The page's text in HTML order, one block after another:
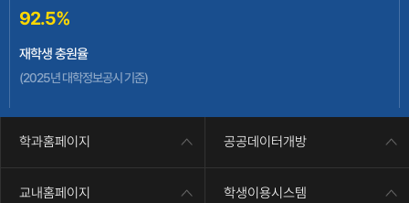
92.5%
재학생 충원율
(2025년 대학정보공시 기준)
학과홈페이지 공공데이터개방
교내홈페이지 학생이용시스템